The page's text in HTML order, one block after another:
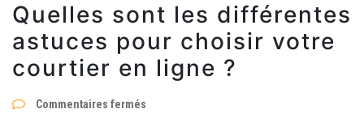
Quelles sont les différentes
astuces pour choisir votre
courtier en ligne ?
Commentaires fermés
Quelles